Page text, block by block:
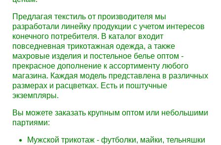
Предлагая текстиль от производителя мы
разработали линейку продукции с учетом интересов
конечного потребителя. В каталог входит
повседневная трикотажная одежда, а также
махровые изделия и постельное белье оптом -
прекрасное дополнение к ассортименту любого
магазина. Каждая модель представлена в различных
размерах и расцветках. Есть и поштучные
экземпляры.
Вы можете заказать крупным оптом или небольшими
партиями:
Мужской трикотаж - футболки, майки, тельняшки